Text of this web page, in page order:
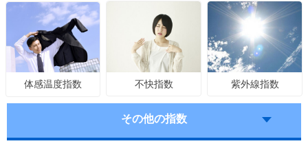
体感温度指数 不快指数 紫外線指数
その他の指数